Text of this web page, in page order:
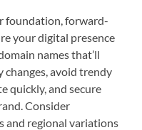
foundation, forward-
your digital presence
names that’ll
avoid trendy
quickly, and secure
Consider
and regional variations